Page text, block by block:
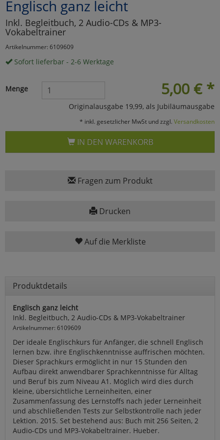
Englisch ganz leicht
Inkl. Begleitbuch, 2 Audio-CDs & MP3-
Vokabeltrainer
Artikelnummer: 6109609
Sofort lieferbar - 2-6 Werktage
5,00 € *
Menge
Originalausgabe 19,99, als Jubiläumausgabe
* inkl. gesetzlicher MwSt und zzgl. Versandkosten
IN DEN WARENKORB
Fragen zum Produkt
Drucken
Auf die Merkliste
Produktdetails
Englisch ganz leicht
Inkl. Begleitbuch, 2 Audio-CDs & MP3-Vokabeltrainer
Artikelnummer: 6109609
Der ideale Englischkurs für Anfänger, die schnell Englisch
lernen bzw. ihre Englischkenntnisse auffrischen möchten.
Dieser Sprachkurs ermöglicht in nur 15 Stunden den
Aufbau direkt anwendbarer Sprachkenntnisse für Alltag
und Beruf bis zum Niveau A1. Möglich wird dies durch
kleine, übersichtliche Lerneinheiten, einer
Zusammenfassung des Lernstoffs nach jeder Lerneinheit
und abschließenden Tests zur Selbstkontrolle nach jeder
Lektion. 2015. Set bestehend aus: Buch mit 256 Seiten, 2
Audio-CDs und MP3-Vokabeltrainer. Hueber.
Marketing
Umfragetools
Cookies
Alle Akzeptieren
Cookies
Einstellungen speichern
zurückzu Haupptseite